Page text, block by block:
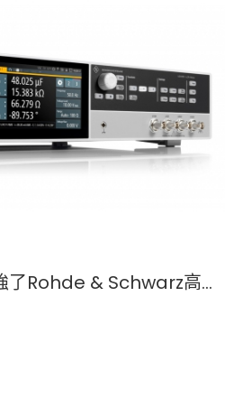
新款R&S LCX增強了Rohde & Schwarz高性能阻抗測量產品組合